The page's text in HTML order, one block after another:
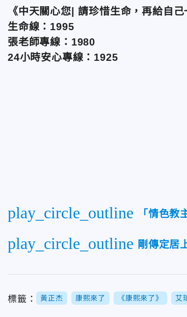
《中天關心您| 請珍惜生命，再給自己
生命線：1995
張老師專線：1980
24小時安心專線：1925
play_circle_outline 「情色
play_circle_outline 剛傳定居
標籤： 黃正杰 康熙來了 《康熙來了》 艾